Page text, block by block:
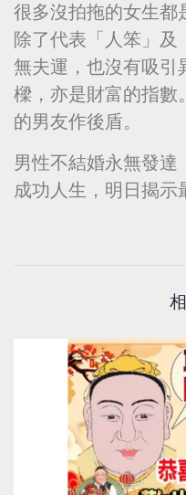
很多沒拍拖的女生都
除了代表「人笨」及
無夫運，也沒有吸引
樑，亦是財富的指數
的男友作後盾。
男性不結婚永無發達
成功人生，明日揭示